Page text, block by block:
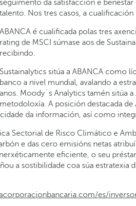
seguimento da satisfacción e
talento. Nos tres casos, a
ABANCA é cualificada polas tres
rating de MSCI súmase aos de
recibindo.
Sustainalytics sitúa a ABANCA como
banco a nivel mundial, avalando a
anos. Moody´s Analytics tamén sitúa
metodoloxía. A posición destacada
da información, así como
Sectorial de Risco Climático e
e das cero emisións netas
eficiente, o seu
a sostibilidade coa súa
es/